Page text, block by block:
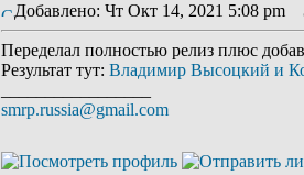
Добавлено: Чт Окт 14, 2021 5:08 pm
Переделал полностью релиз плюс
Результат тут: Владимир Высоцкий и
smrp.russia@gmail.com